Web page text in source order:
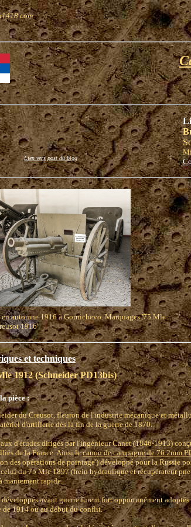
Lien vers post du blog
en automne 1916 à Gornichevo. Marquages '75 Mle
1916'
et techniques
1912 (Schneider PD13bis)
pièce :
du Creusot, fleuron de l'industrie mécanique et
d'artillerie dès la fin de la guerre de 1870.
d'études dirigés par l'ingénieur Canet (1846-1913)
de la France. Ainsi lecanon de campagne de 76.2mm
des opérations de pointage') développé pour la Russie
du 75 Mle 1897 (frein hydraulique et récupérateur
maniement rapide.
développés avant guerre furent fort opportunément
de 1914 ou au début du conflit.